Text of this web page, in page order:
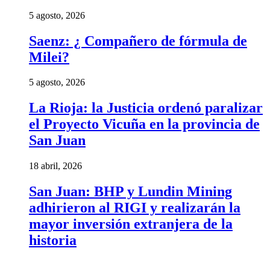
5 agosto, 2026
Saenz: ¿ Compañero de fórmula de
Milei?
5 agosto, 2026
La Rioja: la Justicia ordenó paralizar
el Proyecto Vicuña en la provincia de
San Juan
18 abril, 2026
San Juan: BHP y Lundin Mining
adhirieron al RIGI y realizarán la
mayor inversión extranjera de la
historia